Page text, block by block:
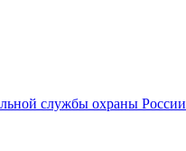
службы охраны России